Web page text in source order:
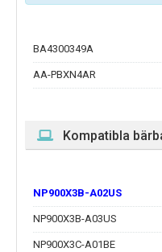
BA4300349A
AA-PBXN4AR
Kompatibla
NP900X3B-A02US
NP900X3B-A03US
NP900X3C-A01BE